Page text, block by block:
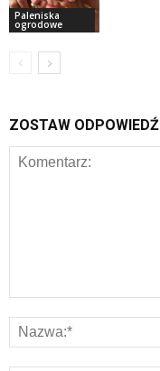
Paleniska
ogrodowe
ZOSTAW ODPOWIEDŹ